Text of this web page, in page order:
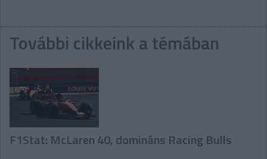
További cikkeink a témában
F1Stat: McLaren 40, domináns Racing Bulls